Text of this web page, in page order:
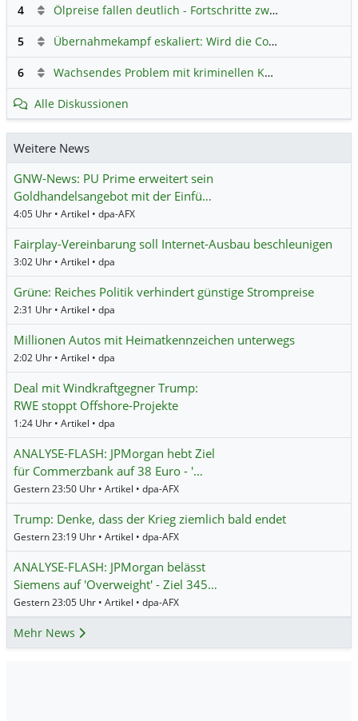
4 Ölpreise fallen deutlich - Fortschritte zwischen USA und Iran belasten
5 Übernahmekampf eskaliert: Wird die Commerzbank italienisch?
6 Wachsendes Problem mit kriminellen Kunden im Online-Handel
Alle Diskussionen
Weitere News
GNW-News: PU Prime erweitert sein
Goldhandelsangebot mit der Einfü…
4:05 Uhr • Artikel • dpa-AFX
Fairplay-Vereinbarung soll Internet-Ausbau beschleunigen
3:02 Uhr • Artikel • dpa
Grüne: Reiches Politik verhindert günstige Strompreise
2:31 Uhr • Artikel • dpa
Millionen Autos mit Heimatkennzeichen unterwegs
2:02 Uhr • Artikel • dpa
Deal mit Windkraftgegner Trump:
RWE stoppt Offshore-Projekte
1:24 Uhr • Artikel • dpa
ANALYSE-FLASH: JPMorgan hebt Ziel
für Commerzbank auf 38 Euro - '…
Gestern 23:50 Uhr • Artikel • dpa-AFX
Trump: Denke, dass der Krieg ziemlich bald endet
Gestern 23:19 Uhr • Artikel • dpa-AFX
ANALYSE-FLASH: JPMorgan belässt
Siemens auf 'Overweight' - Ziel 345…
Gestern 23:05 Uhr • Artikel • dpa-AFX
Mehr News